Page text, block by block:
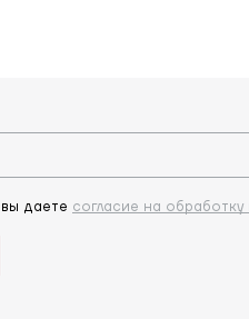
даете согласие на